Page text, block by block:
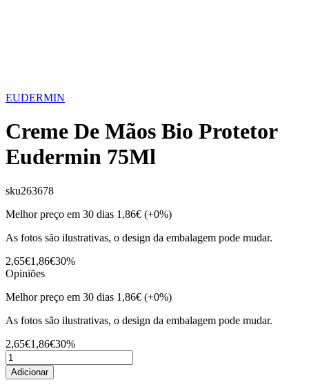
EUDERMIN
Creme De Mãos Bio Protetor
Eudermin 75Ml
sku263678
Melhor preço em 30 dias 1,86€ (+0%)
As fotos são ilustrativas, o design da embalagem pode mudar.
2,65€1,86€30%
Opiniões
Melhor preço em 30 dias 1,86€ (+0%)
As fotos são ilustrativas, o design da embalagem pode mudar.
2,65€1,86€30%
Adicionar